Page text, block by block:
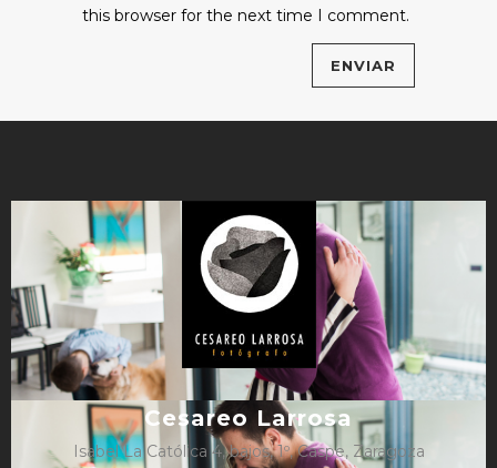
this browser for the next time I comment.
Cesareo Larrosa
Isabel La Católica 4, bajos, 1º, Caspe, Zaragoza